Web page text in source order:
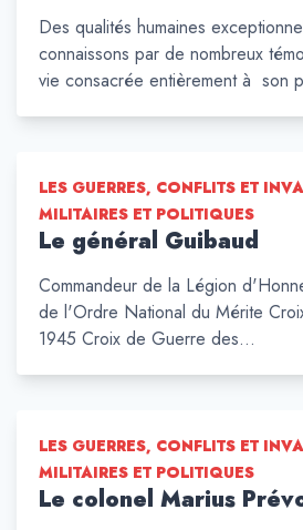
Des qualités humaines
connaissons par de nombreux
vie consacrée entièrement à son
LES GUERRES, CONFLITS ET
MILITAIRES ET POLITIQUES
Le général Guibaud
Commandeur de la Légion
de l'Ordre National du Mérite
1945 Croix de Guerre des…
LES GUERRES, CONFLITS ET
MILITAIRES ET POLITIQUES
Le colonel Marius